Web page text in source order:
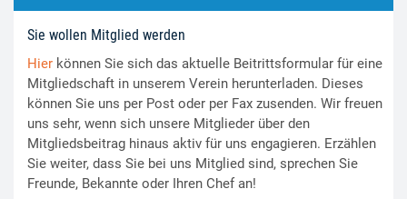
Sie wollen Mitglied werden
Hier können Sie sich das aktuelle Beitrittsformular für eine
Mitgliedschaft in unserem Verein herunterladen. Dieses
können Sie uns per Post oder per Fax zusenden. Wir freuen
uns sehr, wenn sich unsere Mitglieder über den
Mitgliedsbeitrag hinaus aktiv für uns engagieren. Erzählen
Sie weiter, dass Sie bei uns Mitglied sind, sprechen Sie
Freunde, Bekannte oder Ihren Chef an!